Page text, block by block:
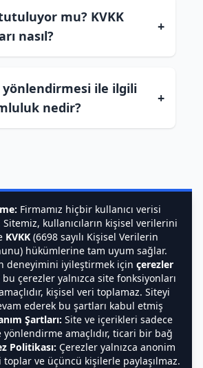
mu? KVKK
nasıl?
+
yönlendirmesi ile ilgili
nedir?
+
Firmamız hiçbir kullanıcı verisi
Sitemiz, kullanıcıların kişisel verilerini
KVKK(6698 sayılı Kişisel Verilerin
hükümlerine tam uyum sağlar.
deneyimini iyileştirmek için çerezler
bu çerezler yalnızca site fonksiyonları
kişisel veri toplamaz. Siteyi
ederek bu şartları kabul etmiş
Şartları: Site ve içerikleri sadece
amaçlıdır, ticari bir bağ
Politikası: Çerezler yalnızca anonim
ve üçüncü kişilerle paylaşılmaz.